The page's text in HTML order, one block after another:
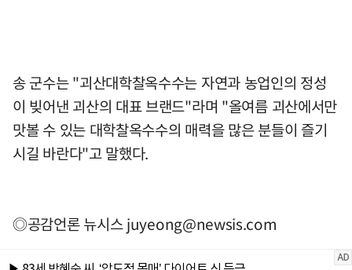
송 군수는 "괴산대학찰옥수수는 자연과 농업인의 정성
이 빚어낸 괴산의 대표 브랜드"라며 "올여름 괴산에서만
맛볼 수 있는 대학찰옥수수의 매력을 많은 분들이 즐기
시길 바란다"고 말했다.
◎공감언론 뉴시스juyeong@newsis.com